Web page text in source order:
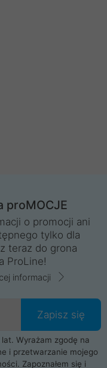
proMOCJE
o promocji ani
tylko dla
teraz do grona
ProLine!
informacji
Zapisz się
Wyrażam zgodę na
i przetwarzanie mojego
Zapoznałem się i